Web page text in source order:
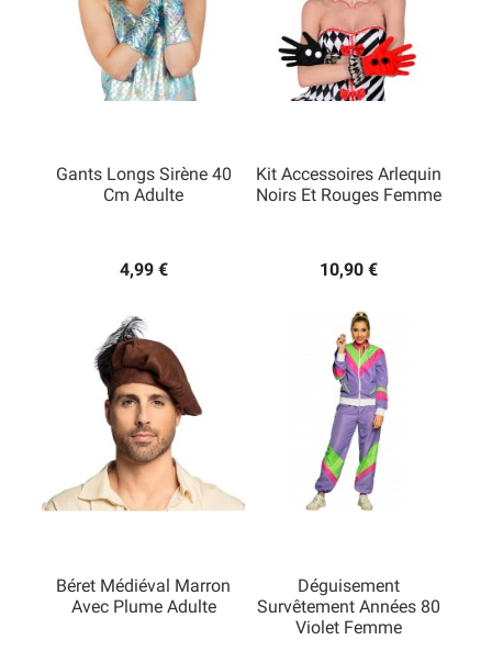
Gants Longs Sirène 40
Cm Adulte
4,99 €
Kit Accessoires Arlequin
Noirs Et Rouges Femme
10,90 €
Béret Médiéval Marron
Avec Plume Adulte
Déguisement
Survêtement Années 80
Violet Femme